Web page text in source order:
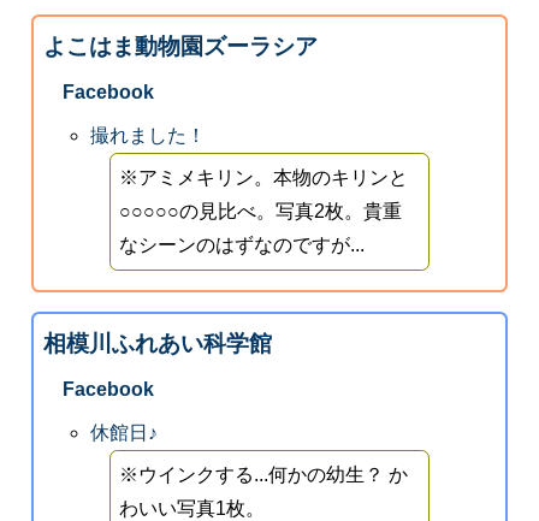
よこはま動物園ズーラシア
Facebook
撮れました！
※アミメキリン。本物のキリンと
○○○○○の見比べ。写真2枚。貴重
なシーンのはずなのですが...
相模川ふれあい科学館
Facebook
休館日♪
※ウインクする...何かの幼生？ か
わいい写真1枚。